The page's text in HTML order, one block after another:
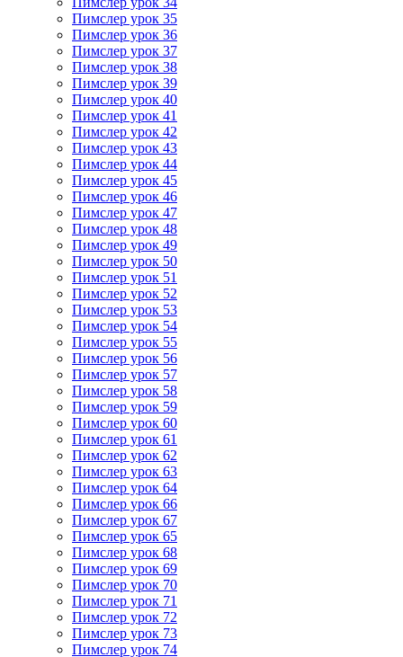
Пимслер урок 35
Пимслер урок 36
Пимслер урок 37
Пимслер урок 38
Пимслер урок 39
Пимслер урок 40
Пимслер урок 41
Пимслер урок 42
Пимслер урок 43
Пимслер урок 44
Пимслер урок 45
Пимслер урок 46
Пимслер урок 47
Пимслер урок 48
Пимслер урок 49
Пимслер урок 50
Пимслер урок 51
Пимслер урок 52
Пимслер урок 53
Пимслер урок 54
Пимслер урок 55
Пимслер урок 56
Пимслер урок 57
Пимслер урок 58
Пимслер урок 59
Пимслер урок 60
Пимслер урок 61
Пимслер урок 62
Пимслер урок 63
Пимслер урок 64
Пимслер урок 66
Пимслер урок 67
Пимслер урок 65
Пимслер урок 68
Пимслер урок 69
Пимслер урок 70
Пимслер урок 71
Пимслер урок 72
Пимслер урок 73
Пимслер урок 74